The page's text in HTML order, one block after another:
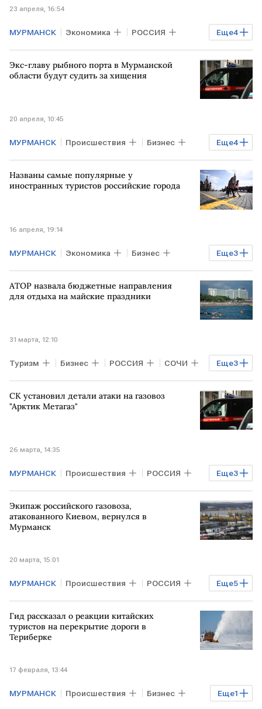
23 апреля, 16:54
Еще4
МУРМАНСК Экономика РОССИЯ
Бизнес РФ САНКТ-ПЕТЕРБУРГ
Владимир Путин
Экс-главу рыбного порта в Мурманской
области будут судить за хищения
20 апреля, 10:45
Еще4
МУРМАНСК Происшествия Бизнес
РФ МВД УМВД
Мурманский морской рыбный порт
Названы самые популярные у
иностранных туристов российские города
16 апреля, 19:14
Еще3
МУРМАНСК Экономика Бизнес
РОССИЯ МОСКВА
САНКТ-ПЕТЕРБУРГ
АТОР назвала бюджетные направления
для отдыха на майские праздники
31 марта, 12:10
Еще3
Туризм Бизнес РОССИЯ СОЧИ
Дербент КАЛИНИНГРАД АТОР
СК установил детали атаки на газовоз
"Арктик Метагаз"
26 марта, 14:35
Еще3
МУРМАНСК Происшествия РОССИЯ
КИТАЙ МАЛЬТА СК РФ
Экипаж российского газовоза,
атакованного Киевом, вернулся в
Мурманск
20 марта, 15:01
Еще5
МУРМАНСК Происшествия РОССИЯ
РФ МОСКВА Газ УКРАИНА
ВСУ
Гид рассказал о реакции китайских
туристов на перекрытие дороги в
Териберке
17 февраля, 13:44
Еще1
МУРМАНСК Происшествия Бизнес